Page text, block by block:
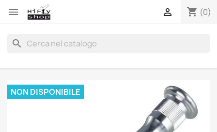
 shopping_cart (0)

search
NON DISPONIBILE